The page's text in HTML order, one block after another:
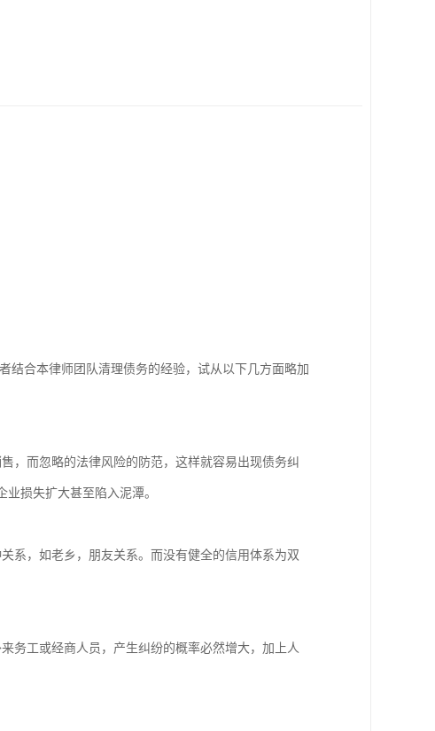
，而忽略的法律风险的防范，这样就容易出现债务纠
损失扩大甚至陷入泥潭。
系，如老乡，朋友关系。而没有健全的信用体系为双
务工或经商人员，产生纠纷的概率必然增大，加上人